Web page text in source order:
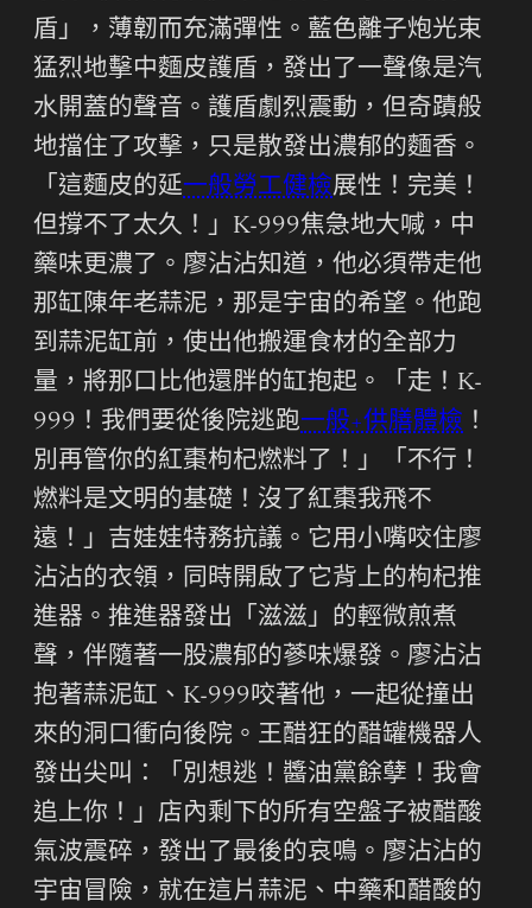
盾」，薄韌而充滿彈性。藍色離子炮光束
猛烈地擊中麵皮護盾，發出了一聲像是汽
水開蓋的聲音。護盾劇烈震動，但奇蹟般
地擋住了攻擊，只是散發出濃郁的麵香。
「這麵皮的延一般勞工健檢展性！完美！
但撐不了太久！」K-999焦急地大喊，中
藥味更濃了。廖沾沾知道，他必須帶走他
那缸陳年老蒜泥，那是宇宙的希望。他跑
到蒜泥缸前，使出他搬運食材的全部力
量，將那口比他還胖的缸抱起。「走！K-
999！我們要從後院逃跑一般+供膳體檢 ！
別再管你的紅棗枸杞燃料了！」「不行！
燃料是文明的基礎！沒了紅棗我飛不
遠！」吉娃娃特務抗議。它用小嘴咬住廖
沾沾的衣領，同時開啟了它背上的枸杞推
進器。推進器發出「滋滋」的輕微煎煮
聲，伴隨著一股濃郁的蔘味爆發。廖沾沾
抱著蒜泥缸、K-999咬著他，一起從撞出
來的洞口衝向後院。王醋狂的醋罐機器人
發出尖叫：「別想逃！醬油黨餘孽！我會
追上你！」店內剩下的所有空盤子被醋酸
氣波震碎，發出了最後的哀鳴。廖沾沾的
宇宙冒險，就在這片蒜泥、中藥和醋酸的